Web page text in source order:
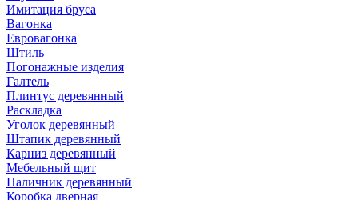
Имитация бруса
Вагонка
Евровагонка
Штиль
Погонажные изделия
Галтель
Плинтус деревянный
Раскладка
Уголок деревянный
Штапик деревянный
Карниз деревянный
Мебельный щит
Наличник деревянный
Коробка дверная